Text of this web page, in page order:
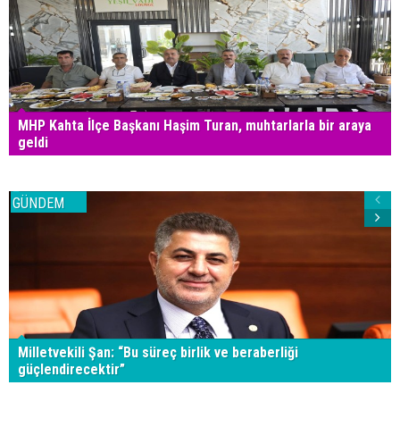
MHP Kahta İlçe Başkanı Haşim Turan, muhtarlarla bir araya
geldi
GÜNDEM
Milletvekili Şan: “Bu süreç birlik ve beraberliği
güçlendirecektir”